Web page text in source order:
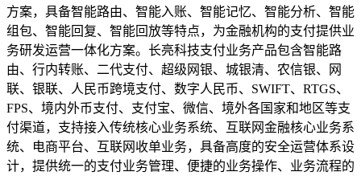
方案，具备智能路由、智能入账、智能记忆、智能分析、智能
组包、智能回复、智能回放等特点，为金融机构的支付提供业
务研发运营一体化方案。长亮科技支付业务产品包含智能路
由、行内转账、二代支付、超级网银、城银清、农信银、网
联、银联、人民币跨境支付、数字人民币、SWIFT、RTGS、
FPS、境内外币支付、支付宝、微信、境外各国家和地区等支
付渠道，支持接入传统核心业务系统、互联网金融核心业务系
统、电商平台、互联网收单业务，具备高度的安全运营体系设
计，提供统一的支付业务管理、便捷的业务操作、业务流程的